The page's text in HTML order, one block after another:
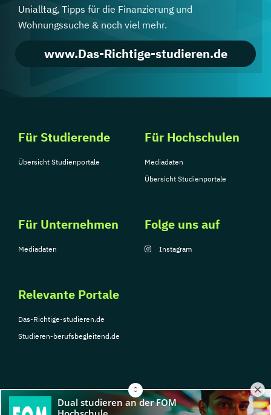
Unialltag, Tipps für die Finanzierung und
Wohnungssuche & noch viel mehr.
www.Das-Richtige-studieren.de
Für Studierende
Übersicht Studienportale
Für Hochschulen
Mediadaten
Übersicht Studienportale
Für Unternehmen
Mediadaten
Relevante Portale
Das-Richtige-studieren.de
Studieren-berufsbegleitend.de
Folge uns auf
Instagram